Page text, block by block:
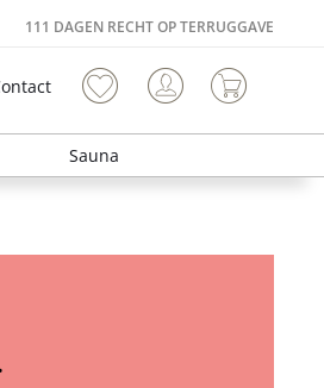
111 DAGEN RECHT OP TERRUGGAVE
Sauna